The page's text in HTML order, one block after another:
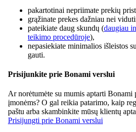
pakartotinai nepriimate prekių
grąžinate prekes dažniau nei
pateikiate daug skundų (daugiau
teikimo procedūroje),
nepasiekiate minimalios išleistos
gauti.
Prisijunkite prie Bonami verslui
Ar norėtumėte su mumis aptarti Bonami
įmonėms? O gal reikia patarimo, kaip
paštu arba skambinkite mūsų klientų
Prisijungti prie Bonami verslui